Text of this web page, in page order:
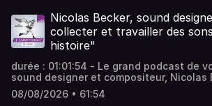
? Pour écouter tous les épisodes sans
sur Radio France
Nicolas Becker, sound
collecter et travailler des
histoire"
durée : 01:01:54 - Le grand podcast de voyage - Bruiteur,
sound designer et compositeur, Nicolas
langage sonore du cinéma
Animé par une insatiable curiosité, il
08/08/2026 • 61:54